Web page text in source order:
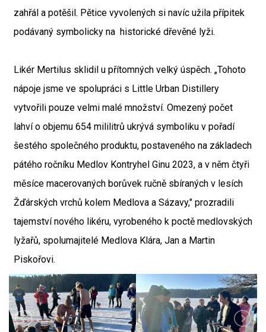
zahřál a potěšil. Pětice vyvolených si navíc užila přípitek
podávaný symbolicky na historické dřevěné lyži.
Likér Mertilus sklidil u přítomných velký úspěch. „Tohoto
nápoje jsme ve spolupráci s Little Urban Distillery
vytvořili pouze velmi malé množství. Omezený počet
lahví o objemu 654 mililitrů ukrývá symboliku v pořadí
šestého společného produktu, postaveného na základech
pátého ročníku Medlov Kontryhel Ginu 2023, a v něm čtyři
měsíce macerovaných borůvek ručně sbíraných v lesích
Žďárských vrchů kolem Medlova a Sázavy," prozradili
tajemství nového likéru, vyrobeného k poctě medlovských
lyžařů, spolumajitelé Medlova Klára, Jan a Martin
Piskořovi.